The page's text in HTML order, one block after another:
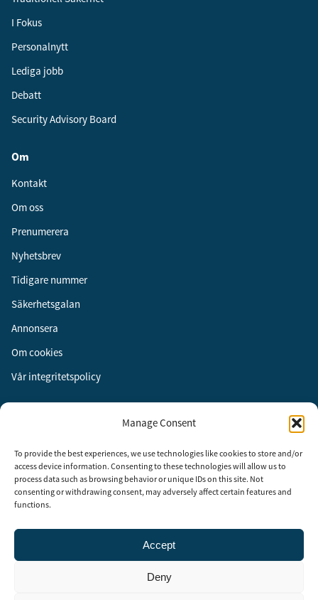
Manage Consent
To provide the best experiences, we use technologies like cookies to store and/or
access device information. Consenting to these technologies will allow us to
process data such as browsing behavior or unique IDs on this site. Not
consenting or withdrawing consent, may adversely affect certain features and
functions.
Accept
Deny
I Fokus
Personalnytt
Lediga jobb
Debatt
Security Advisory Board
Om
Kontakt
Om oss
Prenumerera
Nyhetsbrev
Tidigare nummer
Säkerhetsgalan
Annonsera
Om cookies
Vår integritetspolicy
Instagram
LinkedIn
Säkerhet år 2003 för att stimulera, utveckla och informera om